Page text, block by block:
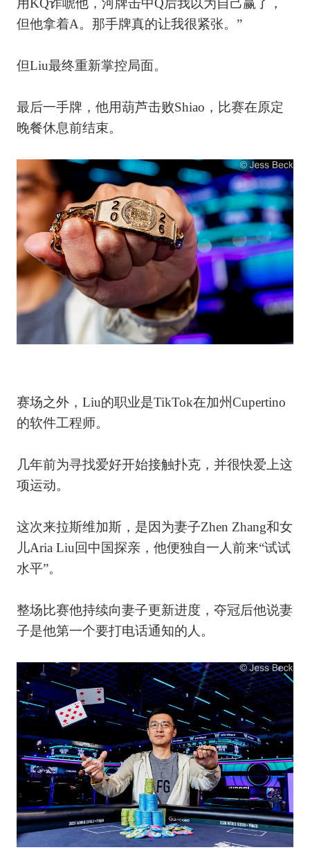
用KQ诈唬他，河牌击中Q后我以为自己赢了，
但他拿着A。那手牌真的让我很紧张。”
但Liu最终重新掌控局面。
最后一手牌，他用葫芦击败Shiao，比赛在原定
晚餐休息前结束。
赛场之外，Liu的职业是TikTok在加州Cupertino
的软件工程师。
几年前为寻找爱好开始接触扑克，并很快爱上这
项运动。
这次来拉斯维加斯，是因为妻子Zhen Zhang和女
儿Aria Liu回中国探亲，他便独自一人前来“试试
水平”。
整场比赛他持续向妻子更新进度，夺冠后他说妻
子是他第一个要打电话通知的人。